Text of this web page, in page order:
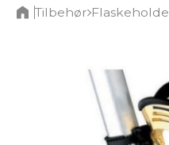
Tilbehør